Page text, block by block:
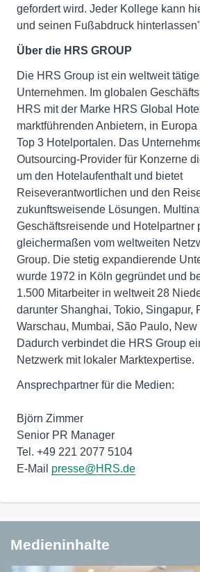
gefordert wird. Jeder Kollege kann
und seinen Fußabdruck
Über die HRS GROUP
Die HRS Group ist ein weltweit
Unternehmen. Im globalen
HRS mit der Marke HRS Global
marktführenden Anbietern, in
Top 3 Hotelportalen. Das
Outsourcing-Provider für Konzerne
um den Hotelaufenthalt und bietet
Reiseverantwortlichen und den
zukunftsweisende Lösungen.
Geschäftsreisende und Hotelpartner
gleichermaßen vom weltweiten
Group. Die stetig expandierende
wurde 1972 in Köln gegründet und
1.500 Mitarbeiter in weltweit 28
darunter Shanghai, Tokio, Singapur,
Warschau, Mumbai, São Paulo, New
Dadurch verbindet die HRS Group
Netzwerk mit lokaler Marktexpertise.
Ansprechpartner für die Medien:
Björn Zimmer
Senior PR Manager
Tel. +49 221 2077 5104
E-Mail presse@HRS.de
Medieninhalte